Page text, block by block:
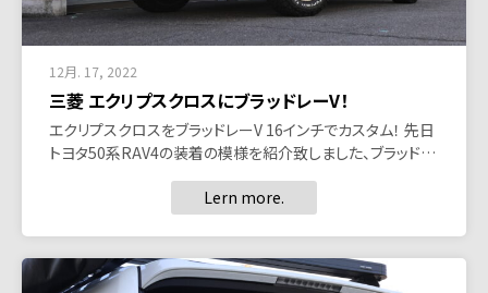
12月. 17, 2022
三菱 エクリプスクロスにブラッドレーV！
エクリプスクロスをブラッドレーV 16インチでカスタム！ 先日
トヨタ50系RAV4の装着の模様を紹介致しました、ブラッド…
Lern more.